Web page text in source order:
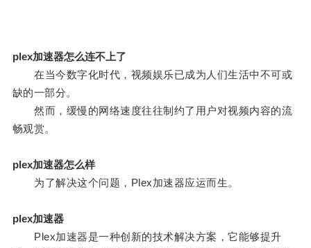
plex加速器怎么连不上了
在当今数字化时代，视频娱乐已成为人们生活中不可或
缺的一部分。
然而，缓慢的网络速度往往制约了用户对视频内容的流
畅观赏。
plex加速器怎么样
为了解决这个问题，Plex加速器应运而生。
plex加速器
Plex加速器是一种创新的技术解决方案，它能够提升